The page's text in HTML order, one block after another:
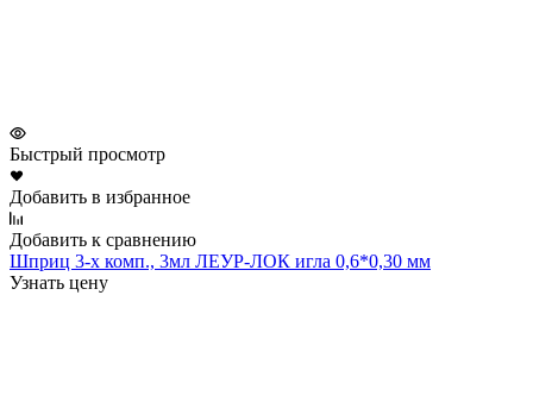
Быстрый просмотр
Добавить в избранное
Добавить к сравнению
Шприц 3-х комп., 3мл ЛЕУР-ЛОК игла 0,6*0,30 мм
Узнать цену